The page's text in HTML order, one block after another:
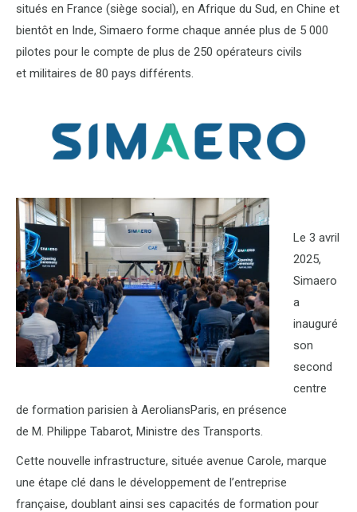
situés en France (siège social), en Afrique du Sud, en Chine et
bientôt en Inde, Simaero forme chaque année plus de 5 000
pilotes pour le compte de plus de 250 opérateurs civils
et militaires de 80 pays différents.
Le 3 avril
2025,
Simaero
a
inauguré
son
second
centre
de formation parisien à AeroliansParis, en présence
de M. Philippe Tabarot, Ministre des Transports.
Cette nouvelle infrastructure, située avenue Carole, marque
une étape clé dans le développement de l’entreprise
française, doublant ainsi ses capacités de formation pour